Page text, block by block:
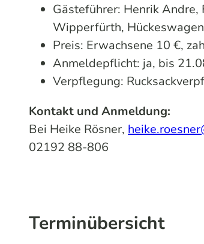
Gästeführer: Henrik
Wipperfürth,
Preis: Erwachsene 10 €,
Anmeldepflicht: ja, bis
Verpflegung:
Kontakt und Anmeldung:
Bei Heike Rösner,
02192 88-806
Terminübersicht